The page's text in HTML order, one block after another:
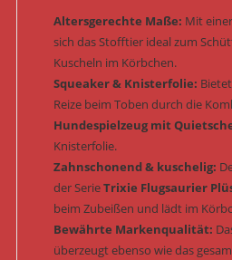
Altersgerechte Maße: Mit
sich das Stofftier ideal zum
Kuscheln im Körbchen.
Squeaker & Knisterfolie:
Reize beim Toben durch die
Hundespielzeug mit
Knisterfolie.
Zahnschonend & kuschelig:
der SerieTrixie Flugsaurier
beim Zubeißen und lädt im
Bewährte Markenqualität:
überzeugt ebenso wie das